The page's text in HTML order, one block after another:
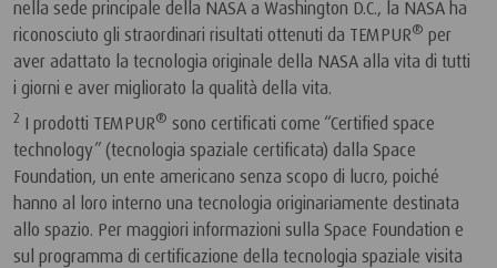
nella sede principale della NASA a Washington D.C., la NASA ha
riconosciuto gli straordinari risultati ottenuti da TEMPUR® per
aver adattato la tecnologia originale della NASA alla vita di tutti
i giorni e aver migliorato la qualità della vita.
2 I prodotti TEMPUR® sono certificati come “Certified space
technology” (tecnologia spaziale certificata) dalla Space
Foundation, un ente americano senza scopo di lucro, poiché
hanno al loro interno una tecnologia originariamente destinata
allo spazio. Per maggiori informazioni sulla Space Foundation e
sul programma di certificazione della tecnologia spaziale visita